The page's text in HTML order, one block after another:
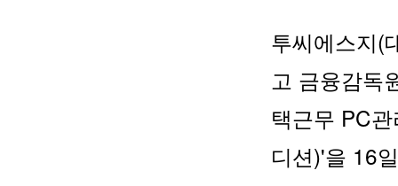
투씨에스지(
고 금융감독
택근무 PC
디션)'을 16